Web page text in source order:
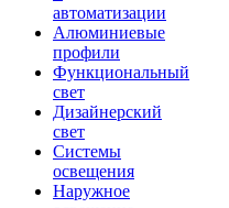
автоматизации
Алюминиевые
профили
Функциональный
свет
Дизайнерский
свет
Системы
освещения
Наружное